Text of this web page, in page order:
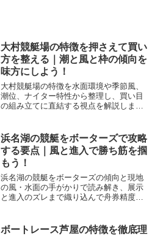
大村競艇場の特徴を押さえて買い
方を整える｜潮と風と枠の傾向を
味方にしよう！
大村競艇場の特徴を水面環境や季節風、
潮位、ナイター特性から整理し、買い目
の組み立てに直結する視点を解説しま
べます。
浜名湖の競艇をボーターズで攻略
する要点｜風と進入で勝ち筋を掴
もう！
浜名湖の競艇をボーターズの傾向と現地
の風・水面の手がかりで読み解き、展示
と進入のズレまで織り込んで舟券精度を
気通貫で学べます。
ボートレース芦屋の特徴を徹底理